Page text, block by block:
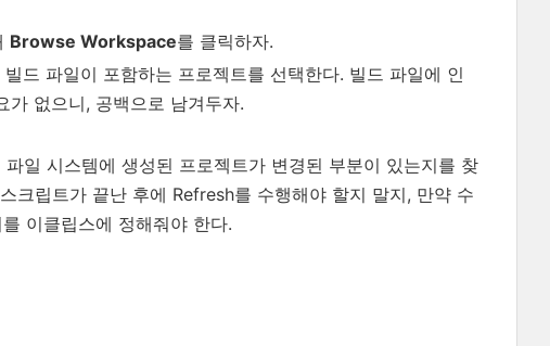
Browse Workspace를 클릭하자.
빌드 파일이 포함하는 프로젝트를 선택한다. 빌드 파일에 인
가 없으니, 공백으로 남겨두자.
일 시스템에 생성된 프로젝트가 변경된 부분이 있는지를 찾
립트가 끝난 후에 Refresh를 수행해야 할지 말지, 만약 수
이클립스에 정해줘야 한다.